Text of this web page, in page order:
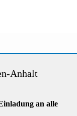
Sprechen und
Anhalt
an alle